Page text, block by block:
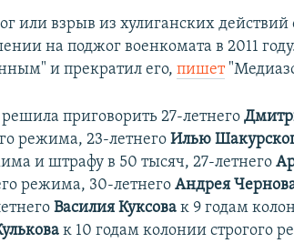
или взрыв из хулиганских
на поджог военкомата в 2011
и прекратил его,пишет
приговорить 27-летнего
режима, 23-летнегоИлью
и штрафу в 50 тысяч, 27-летнего
режима, 30-летнегоАндрея
Василия Куксова к 9 годам
к 10 годам колонии строгого